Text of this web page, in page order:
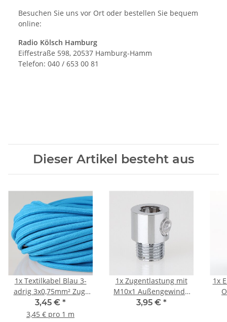
Besuchen Sie uns vor Ort oder bestellen Sie bequem
online:
Radio Kölsch Hamburg
Eiffestraße 598, 20537 Hamburg-Hamm
Telefon: 040 / 653 00 81
Dieser Artikel besteht aus
1x Textilkabel Blau 3-
adrig 3x0,75mm² Zug-
Pendelleitung S03RT-F
3G0,75
3,45 € *
3,45 € pro 1 m
1x Zugentlastung mit
M10x1 Außengewinde
für Kabel 13x17mm
3,95 € *
1x